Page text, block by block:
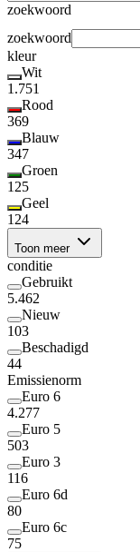
zoekwoord
zoekwoord
kleur
Wit
1.751
Rood
369
Blauw
347
Groen
125
Geel
124
Toon meer
conditie
Gebruikt
5.462
Nieuw
103
Beschadigd
44
Emissienorm
Euro 6
4.277
Euro 5
503
Euro 3
116
Euro 6d
80
Euro 6c
75